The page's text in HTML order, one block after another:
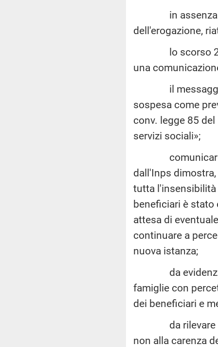
in assenza
dell'erogazione,
lo scorso 28
una
il messaggio
sospesa come
conv. legge 85
servizi sociali»;
comunicare la
dall'Inps
tutta l'insensibilità
beneficiari è stato
attesa di
continuare a
nuova istanza;
da evidenziare
famiglie con
dei beneficiari e
da rilevare
non alla carenza